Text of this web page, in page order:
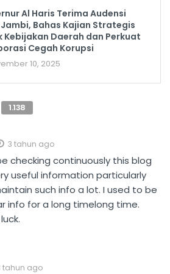
Al Haris Terima Audensi
Jambi, Bahas Kajian Strategis
Kebijakan Daerah dan Perkuat
Cegah Korupsi
10, 2025
1.138
3 tahun ago
checking continuously this blog
useful information particularly
such info a lot. I used to be
info for a long timelong time.
tahun ago